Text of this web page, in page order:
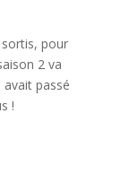
sortis, pour
2 va
passé
!